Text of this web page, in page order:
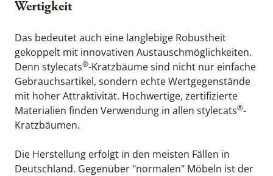
Wertigkeit
Das bedeutet auch eine langlebige Robustheit
gekoppelt mit innovativen Austauschmöglichkeiten.
Denn stylecats®-Kratzbäume sind nicht nur einfache
Gebrauchsartikel, sondern echte Wertgegenstände
mit hoher Attraktivität. Hochwertige, zertifizierte
Materialien finden Verwendung in allen stylecats®-
Kratzbäumen.
Die Herstellung erfolgt in den meisten Fällen in
Deutschland. Gegenüber "normalen" Möbeln ist der